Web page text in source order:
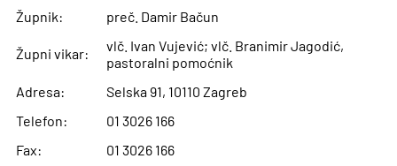
Župnik: preč. Damir Bačun
Župni vikar:
vlč. Ivan Vujević; vlč. Branimir Jagodić,
pastoralni pomoćnik
Adresa:
Selska 91, 10110 Zagreb
Telefon:
01 3026 166
Fax:
01 3026 166